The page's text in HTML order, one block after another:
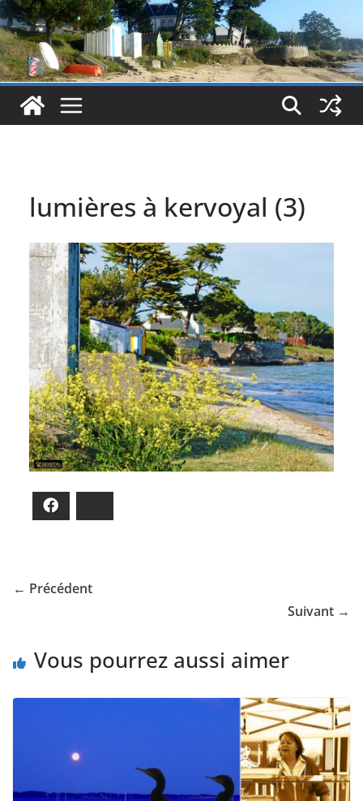
lumières à kervoyal (3)
← Précédent
Suivant →
Vous pourrez aussi aimer